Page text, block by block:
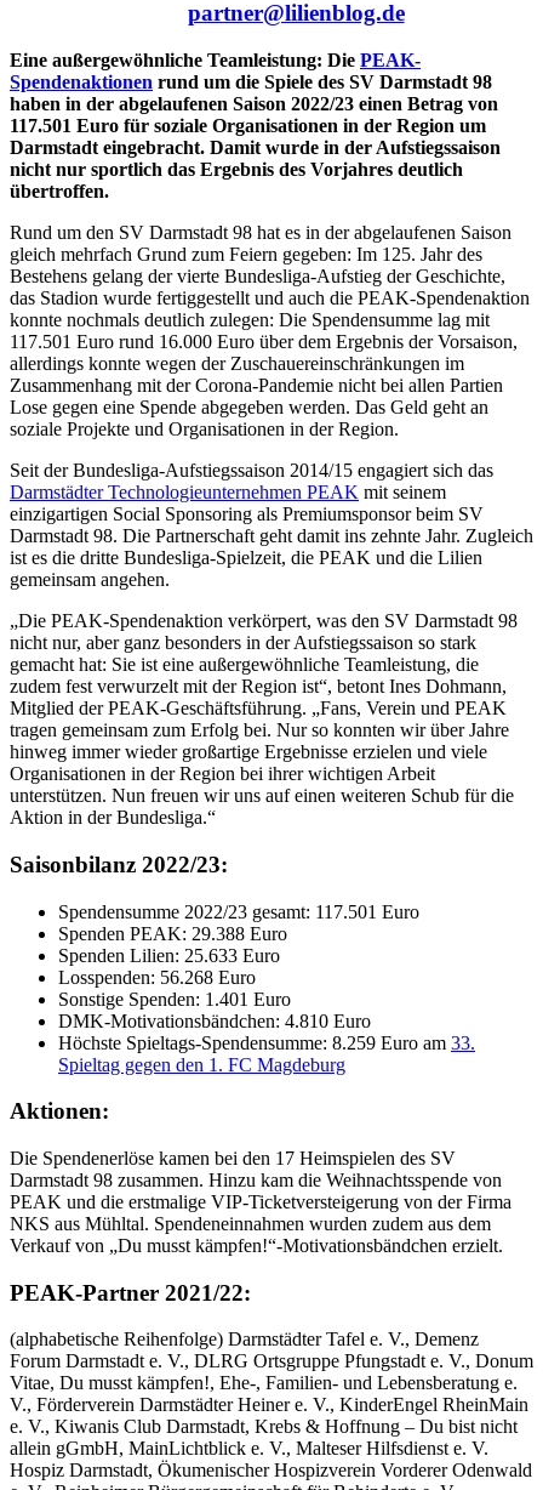
partner@lilienblog.de
Eine außergewöhnliche Teamleistung: Die PEAK-
Spendenaktionen rund um die Spiele des SV Darmstadt 98
haben in der abgelaufenen Saison 2022/23 einen Betrag von
117.501 Euro für soziale Organisationen in der Region um
Darmstadt eingebracht. Damit wurde in der Aufstiegssaison
nicht nur sportlich das Ergebnis des Vorjahres deutlich
übertroffen.
Rund um den SV Darmstadt 98 hat es in der abgelaufenen Saison
gleich mehrfach Grund zum Feiern gegeben: Im 125. Jahr des
Bestehens gelang der vierte Bundesliga-Aufstieg der Geschichte,
das Stadion wurde fertiggestellt und auch die PEAK-Spendenaktion
konnte nochmals deutlich zulegen: Die Spendensumme lag mit
117.501 Euro rund 16.000 Euro über dem Ergebnis der Vorsaison,
allerdings konnte wegen der Zuschauereinschränkungen im
Zusammenhang mit der Corona-Pandemie nicht bei allen Partien
Lose gegen eine Spende abgegeben werden. Das Geld geht an
soziale Projekte und Organisationen in der Region.
Seit der Bundesliga-Aufstiegssaison 2014/15 engagiert sich das
Darmstädter Technologieunternehmen PEAK mit seinem
einzigartigen Social Sponsoring als Premiumsponsor beim SV
Darmstadt 98. Die Partnerschaft geht damit ins zehnte Jahr. Zugleich
ist es die dritte Bundesliga-Spielzeit, die PEAK und die Lilien
gemeinsam angehen.
„Die PEAK-Spendenaktion verkörpert, was den SV Darmstadt 98
nicht nur, aber ganz besonders in der Aufstiegssaison so stark
gemacht hat: Sie ist eine außergewöhnliche Teamleistung, die
zudem fest verwurzelt mit der Region ist“, betont Ines Dohmann,
Mitglied der PEAK-Geschäftsführung. „Fans, Verein und PEAK
tragen gemeinsam zum Erfolg bei. Nur so konnten wir über Jahre
hinweg immer wieder großartige Ergebnisse erzielen und viele
Organisationen in der Region bei ihrer wichtigen Arbeit
unterstützen. Nun freuen wir uns auf einen weiteren Schub für die
Aktion in der Bundesliga.“
Saisonbilanz 2022/23:
Spendensumme 2022/23 gesamt: 117.501 Euro
Spenden PEAK: 29.388 Euro
Spenden Lilien: 25.633 Euro
Losspenden: 56.268 Euro
Sonstige Spenden: 1.401 Euro
DMK-Motivationsbändchen: 4.810 Euro
Höchste Spieltags-Spendensumme: 8.259 Euro am 33.
Spieltag gegen den 1. FC Magdeburg
Aktionen:
Die Spendenerlöse kamen bei den 17 Heimspielen des SV
Darmstadt 98 zusammen. Hinzu kam die Weihnachtsspende von
PEAK und die erstmalige VIP-Ticketversteigerung von der Firma
NKS aus Mühltal. Spendeneinnahmen wurden zudem aus dem
Verkauf von „Du musst kämpfen!“-Motivationsbändchen erzielt.
PEAK-Partner 2021/22:
(alphabetische Reihenfolge) Darmstädter Tafel e. V., Demenz
Forum Darmstadt e. V., DLRG Ortsgruppe Pfungstadt e. V., Donum
Vitae, Du musst kämpfen!, Ehe-, Familien- und Lebensberatung e.
V., Förderverein Darmstädter Heiner e. V., KinderEngel RheinMain
e. V., Kiwanis Club Darmstadt, Krebs & Hoffnung – Du bist nicht
allein gGmbH, MainLichtblick e. V., Malteser Hilfsdienst e. V.
Hospiz Darmstadt, Ökumenischer Hospizverein Vorderer Odenwald